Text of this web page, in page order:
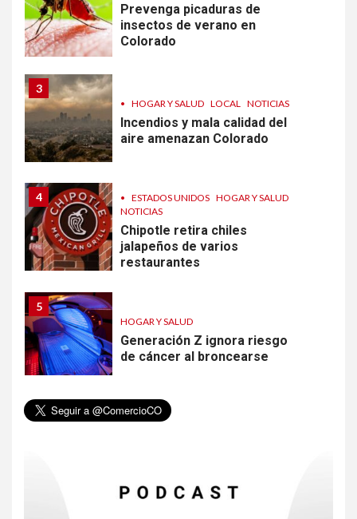
Prevenga picaduras de
insectos de verano en
Colorado
3
• HOGAR Y SALUD LOCAL NOTICIAS
Incendios y mala calidad del
aire amenazan Colorado
4 • ESTADOS UNIDOS HOGAR Y SALUD
NOTICIAS
Chipotle retira chiles
jalapeños de varios
restaurantes
5
HOGAR Y SALUD
Generación Z ignora riesgo
de cáncer al broncearse
6